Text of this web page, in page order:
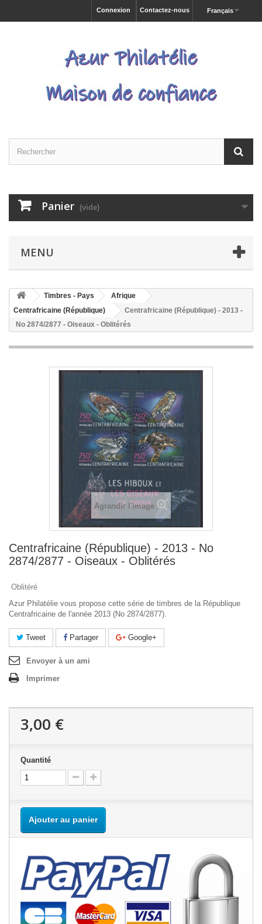
Français
Contactez-nous
Connexion
Panier (vide)
MENU
Timbres - Pays
Afrique
Centrafricaine (République)
Centrafricaine (République) - 2013 -
No 2874/2877 - Oiseaux - Oblitérés
Agrandir l'image
Centrafricaine (République) - 2013 - No
2874/2877 - Oiseaux - Oblitérés
Oblitéré
Azur Philatélie vous propose cette série de timbres de la République
Centrafricaine de l'année 2013 (No 2874/2877).
Tweet Partager Google+
Envoyer à un ami
Imprimer
3,00 €
Quantité
Ajouter au panier